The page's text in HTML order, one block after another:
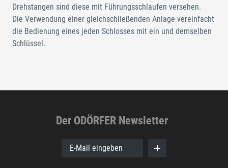
Drehstangen sind diese mit Führungsschlaufen versehen.
Die Verwendung einer gleichschließenden Anlage vereinfacht
die Bedienung eines jeden Schlosses mit ein und demselben
Schlüssel.
Der ODÖRFER Newsletter
E-Mail eingeben